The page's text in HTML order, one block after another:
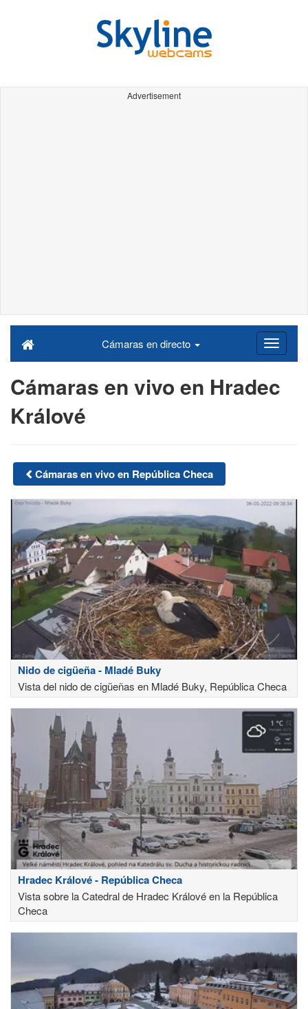
Advertisement
Cámaras en directo
Cámaras en vivo en Hradec
Králové
Cámaras en vivo en República Checa
Nido de cigüeña - Mladé Buky
Vista del nido de cigüeñas en Mladé Buky, República Checa
Hradec Králové - República Checa
Vista sobre la Catedral de Hradec Králové en la República
Checa